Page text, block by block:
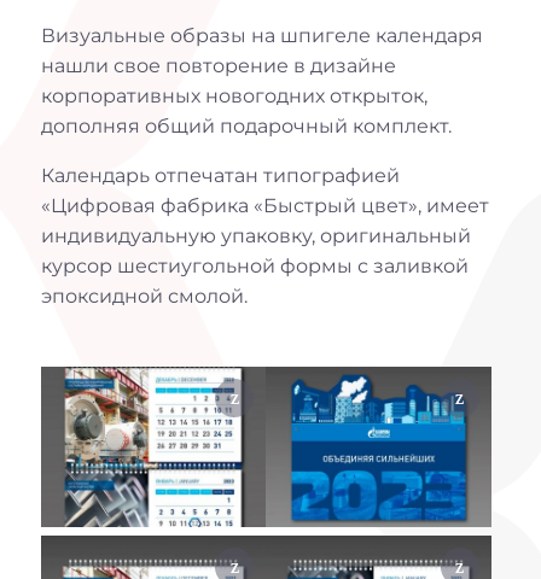
Визуальные образы на шпигеле календаря
нашли свое повторение в дизайне
корпоративных новогодних открыток,
дополняя общий подарочный комплект.
Календарь отпечатан типографией
«Цифровая фабрика «Быстрый цвет», имеет
индивидуальную упаковку, оригинальный
курсор шестиугольной формы с заливкой
эпоксидной смолой.